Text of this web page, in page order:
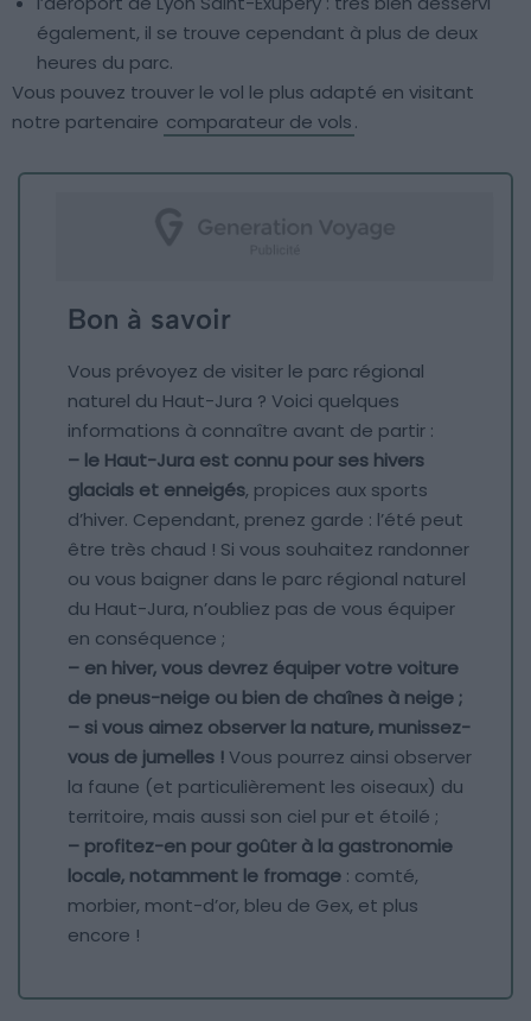
également, il se trouve cependant à plus de deux
heures du parc.
Vous pouvez trouver le vol le plus adapté en visitant
notre partenaire comparateur de vols.
Bon à savoir
Vous prévoyez de visiter le parc régional
naturel du Haut-Jura ? Voici quelques
informations à connaître avant de partir :
– le Haut-Jura est connu pour ses hivers
glacials et enneigés, propices aux sports
d’hiver. Cependant, prenez garde : l’été peut
être très chaud ! Si vous souhaitez randonner
ou vous baigner dans le parc régional naturel
du Haut-Jura, n’oubliez pas de vous équiper
en conséquence ;
– en hiver, vous devrez équiper votre voiture
de pneus-neige ou bien de chaînes à neige ;
– si vous aimez observer la nature, munissez-
vous de jumelles !Vous pourrez ainsi observer
la faune (et particulièrement les oiseaux) du
territoire, mais aussi son ciel pur et étoilé ;
– profitez-en pour goûter à la gastronomie
locale, notamment le fromage : comté,
morbier, mont-d’or, bleu de Gex, et plus
encore !